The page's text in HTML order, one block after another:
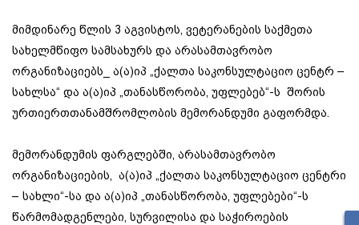
მიმდინარე წლის 3 აგვისტოს, ვეტერანების საქმეთა
სახელმწიფო სამსახურს და არასამთავრობო
ორგანიზაციებს_ ა(ა)იპ „ქალთა საკონსულტაციო ცენტრ –
სახლსა“ და ა(ა)იპ „თანასწორობა, უფლებებ“-ს შორის
ურთიერთთანამშრომლობის მემორანდუმი გაფორმდა.
მემორანდუმის ფარგლებში, არასამთავრობო
ორგანიზაციების, ა(ა)იპ „ქალთა საკონსულტაციო ცენტრი
– სახლი“-სა და ა(ა)იპ „თანასწორობა, უფლებები“-ს
წარმომადგენლები, სურვილისა და საჭიროების